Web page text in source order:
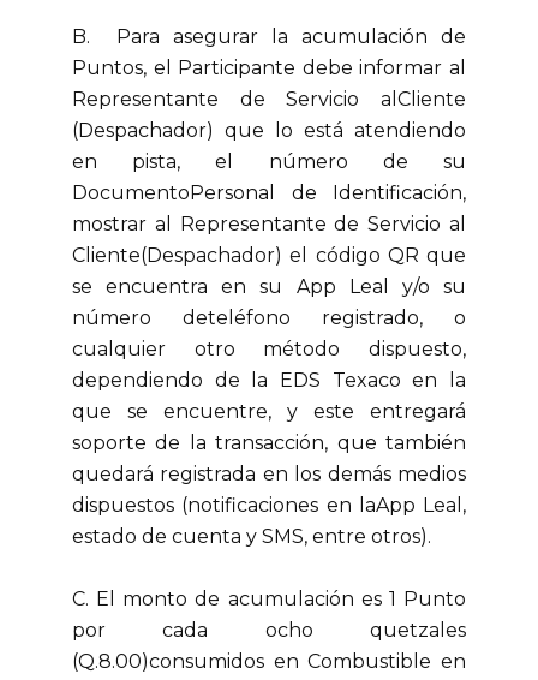
B. Para asegurar la acumulación de
Puntos, el Participante debe informar al
Representante de Servicio alCliente
(Despachador) que lo está atendiendo
en pista, el número de su
DocumentoPersonal de Identificación,
mostrar al Representante de Servicio al
Cliente(Despachador) el código QR que
se encuentra en su App Leal y/o su
número deteléfono registrado, o
cualquier otro método dispuesto,
dependiendo de la EDS Texaco en la
que se encuentre, y este entregará
soporte de la transacción, que también
quedará registrada en los demás medios
dispuestos (notificaciones en laApp Leal,
estado de cuenta y SMS, entre otros).
C. El monto de acumulación es 1 Punto
por cada ocho quetzales
(Q.8.00)consumidos en Combustible en